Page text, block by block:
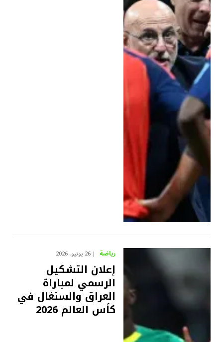
رياضة 26 يونيو، 2026
إعلان التشكيل
الرسمي لمباراة
العراق والسنغال في
كأس العالم 2026